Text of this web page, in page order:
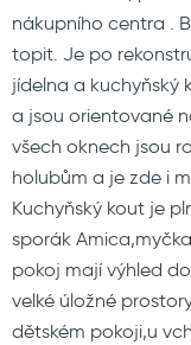
nákupního centra .
topit. Je po
jídelna a kuchyňský
a jsou orientované
všech oknech jsou
holubům a je zde i
Kuchyňský kout je
sporák
pokoj mají výhled
velké úložné
dětském pokoji,u